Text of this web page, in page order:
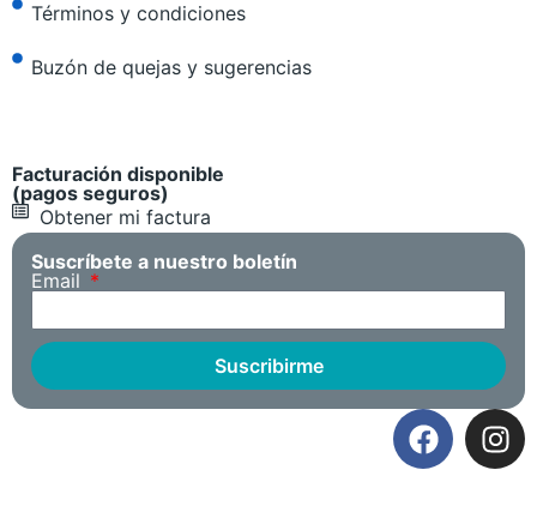
Términos y condiciones
Buzón de quejas y sugerencias
Facturación disponible
(pagos seguros)
Obtener mi factura
Suscríbete a nuestro boletín
Email
Suscribirme